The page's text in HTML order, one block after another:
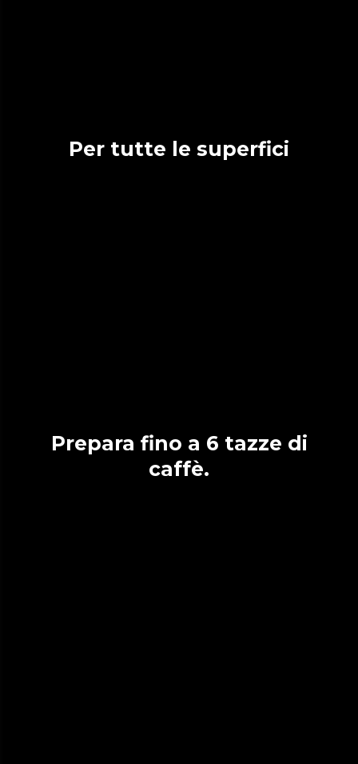
Per tutte le superfici
Prepara fino a 6 tazze di
caffè.